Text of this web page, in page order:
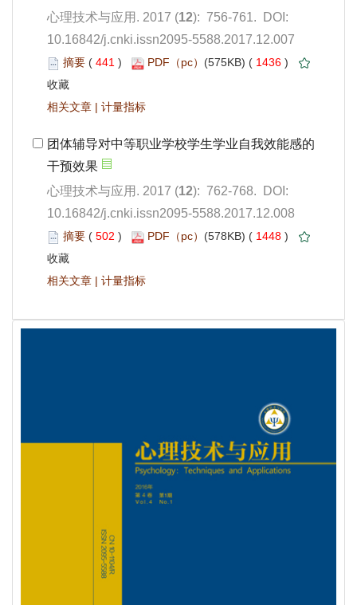
): 756-761. DOI:
10.16842/j.cnki.issn2095-5588.2017.12.007
441 ) 1436 )
|
): 762-768. DOI:
10.16842/j.cnki.issn2095-5588.2017.12.008
502 ) 1448 )
|